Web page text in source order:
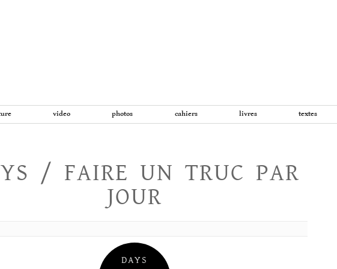
video photos cahiers livres textes
/ FAIRE UN TRUC PAR
JOUR
DAYS